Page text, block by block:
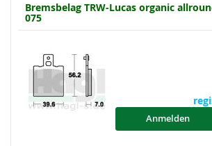
Bremsbelag TRW-Lucas organic
075
Anmelden